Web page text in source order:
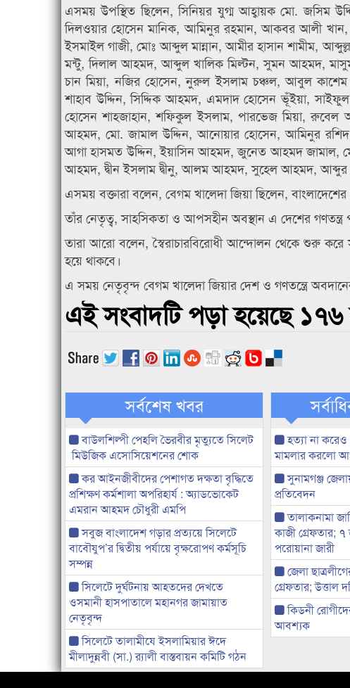
এসময় উপস্থিত ছিলেন, সিনিয়র যুগ্ম আহ্বায়ক মো. জসিম
দিলওয়ার হোসেন মানিক, আমিনুর রহমান, আকবর আলী
ইসমাইল গাজী, মোঃ আব্দুল মান্নান, আমীর হাসান শামীম,
মন্টু, দিলাল আহমদ, আব্দুল খালিক মিল্টন, সুমন আহমদ,
চান মিয়া, নজির হোসেন, নুরুল ইসলাম চঞ্চল, আবুল
শাহাব উদ্দিন, সিদ্দিক আহমদ, এমদাদ হোসেন ভূঁইয়া,
হোসেন শাহজাহান, শফিকুল ইসলাম, পারভেজ মিয়া,
আহমদ, মো. জামাল উদ্দিন, আনোয়ার হোসেন, আমিনুর
আগা হাসমত উদ্দিন, ইয়াসিন আহমদ, জুনেত আহমদ জামাল,
আহমদ, দ্বীন ইসলাম দ্বীনু, আলম আহমদ, সুহেল আহমদ, আব্দুর
এসময় বক্তারা বলেন, বেগম খালেদা জিয়া ছিলেন,
তাঁর নেতৃত্ব, সাহসিকতা ও আপসহীন অবস্থান এ দেশের গণতন্ত্র
তারা আরো বলেন, স্বৈরাচারবিরোধী আন্দোলন থেকে শুরু করে
হয়ে থাকবে।
এ সময় নেতৃবৃন্দ বেগম খালেদা জিয়ার দেশ ও গণতন্ত্রে
এই সংবাদটি পড়া হয়েছে ১৭৬
সর্বশেষ খবর
বাউলশিল্পী পেহলি ভৈরবীর মৃত্যুতে সিলেট
মিউজিক এসোসিয়েশনের শোক
কর আইনজীবীদের পেশাগত দক্ষতা বৃদ্ধিতে
প্রশিক্ষণ কর্মশালা অপরিহার্য : অ্যাডভোকেট
এমরান আহমদ চৌধুরী এমপি
সবুজ বাংলাদেশ গড়ার প্রত্যয়ে সিলেটে
বাবৌযুপ’র দ্বিতীয় পর্যায়ে বৃক্ষরোপণ কর্মসূচি
সম্পন্ন
সিলেটে দুর্ঘটনায় আহতদের দেখতে
ওসমানী হাসপাতালে মহানগর জামায়াত
নেতৃবৃন্দ
সিলেটে তালামীযে ইসলামিয়ার ঈদে
মীলাদুন্নবী (সা.) র‌্যালী বাস্তবায়ন কমিটি গঠন
হত্যা না
মামলার করলো
সুনামগঞ্জ
প্রতিবেদন
তালাকনামা
কাজী গ্রেফতার;
পরোয়ানা জারী
জেলা
গ্রেফতার; উত্তাল
কিডনী
আবশ্যক